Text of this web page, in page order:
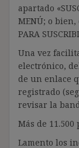
apartado
MENÚ; o bien,
PARA
Una vez
electrónico,
de un enlace
registrado
revisar la
Más de
Lamento los